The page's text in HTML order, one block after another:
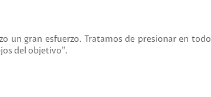
un gran esfuerzo. Tratamos de presionar en todo
del objetivo”.